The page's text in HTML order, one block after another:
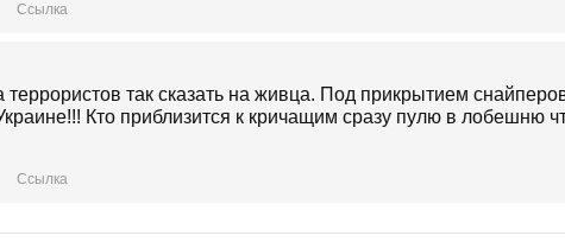
Ссылка
террористов так сказать на живца. Под прикрытием
Кто приблизится к кричащим сразу пулю в лобешню
Ссылка